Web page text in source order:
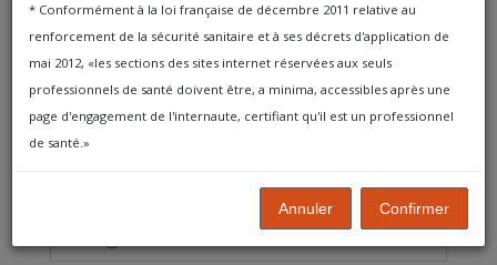
* Conformément à la loi française de décembre 2011 relative au
renforcement de la sécurité sanitaire et à ses décrets d'application de
mai 2012, «les sections des sites internet réservées aux seuls
professionnels de santé doivent être, a minima, accessibles après une
page d'engagement de l'internaute, certifiant qu'il est un professionnel
de santé.»
Annuler Confirmer
Parformulaire :
Tous les champs sont obligatoires
Votre nom
AIDE